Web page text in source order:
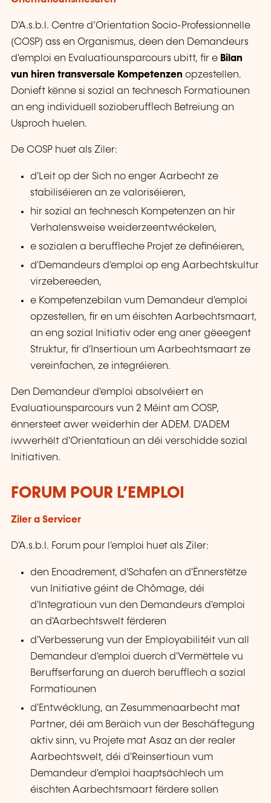
D'A.s.b.l. Centre d’Orientation Socio-Professionnelle
(COSP) ass en Organismus, deen den Demandeurs
d'emploi en Evaluatiounsparcours ubitt, fir e Bilan
vun hiren transversale Kompetenzen opzestellen.
Donieft kënne si sozial an technesch Formatiounen
an eng individuell sozioberufflech Betreiung an
Usproch huelen.
De COSP huet als Ziler:
d'Leit op der Sich no enger Aarbecht ze
stabiliséieren an ze valoriséieren,
hir sozial an technesch Kompetenzen an hir
Verhalensweise weiderzeentwéckelen,
e sozialen a beruffleche Projet ze definéieren,
d'Demandeurs d'emploi op eng Aarbechtskultur
virzebereeden,
e Kompetenzebilan vum Demandeur d'emploi
opzestellen, fir en um éischten Aarbechtsmaart,
an eng sozial Initiativ oder eng aner gëeegent
Struktur, fir d'Insertioun um Aarbechtsmaart ze
vereinfachen, ze integréieren.
Den Demandeur d'emploi absolvéiert en
Evaluatiounsparcours vun 2 Méint am COSP,
ënnersteet awer weiderhin der ADEM. D'ADEM
iwwerhëlt d'Orientatioun an déi verschidde sozial
Initiativen.
FORUM POUR L’EMPLOI
Ziler a Servicer
D'A.s.b.l. Forum pour l'emploi huet als Ziler:
den Encadrement, d'Schafen an d'Ënnerstëtze
vun Initiative géint de Chômage, déi
d'Integratioun vun den Demandeurs d'emploi
an d'Aarbechtswelt fërderen
d'Verbesserung vun der Employabilitéit vun all
Demandeur d'emploi duerch d'Vermëttele vu
Beruffserfarung an duerch berufflech a sozial
Formatiounen
d'Entwécklung, an Zesummenaarbecht mat
Partner, déi am Beräich vun der Beschäftegung
aktiv sinn, vu Projete mat Asaz an der realer
Aarbechtswelt, déi d'Reinsertioun vum
Demandeur d'emploi haaptsächlech um
éischten Aarbechtsmaart fërdere sollen